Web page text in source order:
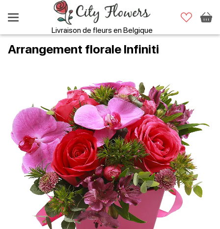
Livraison de fleurs en Belgique
Arrangement florale Infiniti